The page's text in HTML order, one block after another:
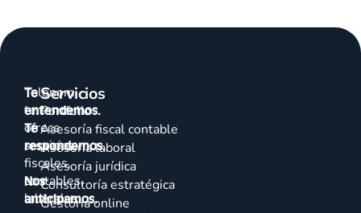
Talenom
te
ofrece
servicios
fiscales,
contables,
laborales
Te
entendemos.
Te
respondemos.
Nos
anticipamos.
Servicios
Portfolio
Asesoría fiscal contable
Asesoría laboral
Asesoría jurídica
Consultoría estratégica
Gestoría online